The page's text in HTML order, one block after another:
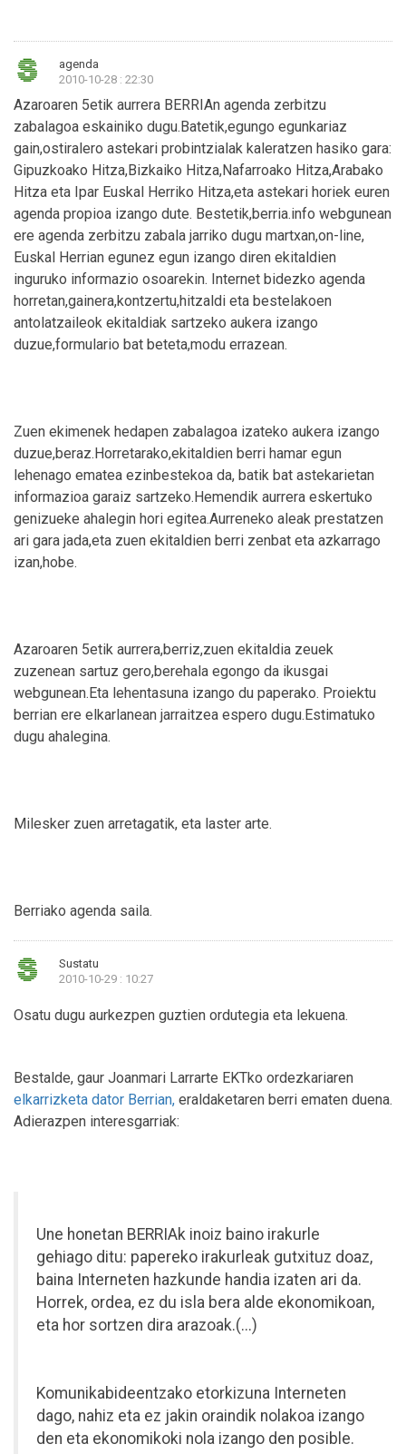
agenda
2010-10-28 : 22:30
Azaroaren 5etik aurrera BERRIAn agenda zerbitzu
zabalagoa eskainiko dugu.Batetik,egungo egunkariaz
gain,ostiralero astekari probintzialak kaleratzen hasiko gara:
Gipuzkoako Hitza,Bizkaiko Hitza,Nafarroako Hitza,Arabako
Hitza eta Ipar Euskal Herriko Hitza,eta astekari horiek euren
agenda propioa izango dute. Bestetik,berria.info webgunean
ere agenda zerbitzu zabala jarriko dugu martxan,on-line,
Euskal Herrian egunez egun izango diren ekitaldien
inguruko informazio osoarekin. Internet bidezko agenda
horretan,gainera,kontzertu,hitzaldi eta bestelakoen
antolatzaileok ekitaldiak sartzeko aukera izango
duzue,formulario bat beteta,modu errazean.
Zuen ekimenek hedapen zabalagoa izateko aukera izango
duzue,beraz.Horretarako,ekitaldien berri hamar egun
lehenago ematea ezinbestekoa da, batik bat astekarietan
informazioa garaiz sartzeko.Hemendik aurrera eskertuko
genizueke ahalegin hori egitea.Aurreneko aleak prestatzen
ari gara jada,eta zuen ekitaldien berri zenbat eta azkarrago
izan,hobe.
Azaroaren 5etik aurrera,berriz,zuen ekitaldia zeuek
zuzenean sartuz gero,berehala egongo da ikusgai
webgunean.Eta lehentasuna izango du paperako. Proiektu
berrian ere elkarlanean jarraitzea espero dugu.Estimatuko
dugu ahalegina.
Milesker zuen arretagatik, eta laster arte.
Berriako agenda saila.
Sustatu
2010-10-29 : 10:27
Osatu dugu aurkezpen guztien ordutegia eta lekuena.
Bestalde, gaur Joanmari Larrarte EKTko ordezkariaren
elkarrizketa dator Berrian, eraldaketaren berri ematen duena.
Adierazpen interesgarriak:
Une honetan BERRIAk inoiz baino irakurle
gehiago ditu: papereko irakurleak gutxituz doaz,
baina Interneten hazkunde handia izaten ari da.
Horrek, ordea, ez du isla bera alde ekonomikoan,
eta hor sortzen dira arazoak.(...)
Komunikabideentzako etorkizuna Interneten
dago, nahiz eta ez jakin oraindik nolakoa izango
den eta ekonomikoki nola izango den posible.